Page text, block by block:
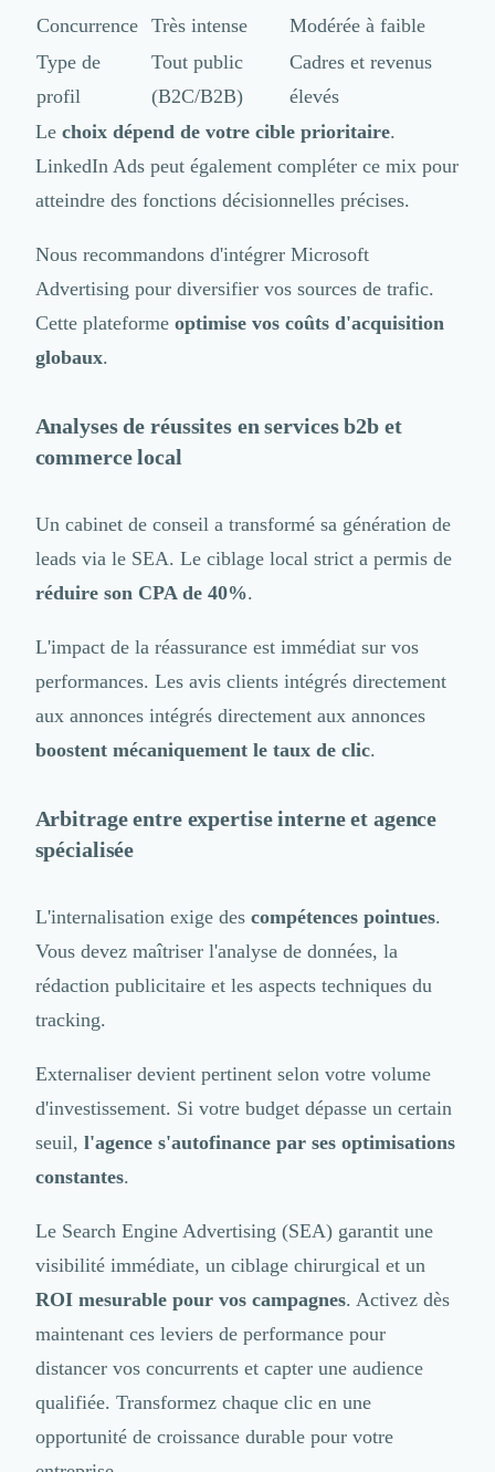
Concurrence Très intense
Modérée à faible
Type de
profil
Tout public
(B2C/B2B)
Cadres et revenus
élevés
Le choix dépend de votre cible prioritaire.
LinkedIn Ads peut également compléter ce mix pour
atteindre des fonctions décisionnelles précises.
Nous recommandons d'intégrer Microsoft
Advertising pour diversifier vos sources de trafic.
Cette plateforme optimise vos coûts d'acquisition
globaux.
Analyses de réussites en services b2b et
commerce local
Un cabinet de conseil a transformé sa génération de
leads via le SEA. Le ciblage local strict a permis de
réduire son CPA de 40%.
L'impact de la réassurance est immédiat sur vos
performances. Les avis clients intégrés directement
aux annoncesintégrés directement aux annonces
boostent mécaniquement le taux de clic.
Arbitrage entre expertise interne et agence
spécialisée
L'internalisation exige des compétences pointues.
Vous devez maîtriser l'analyse de données, la
rédaction publicitaire et les aspects techniques du
tracking.
Externaliser devient pertinent selon votre volume
d'investissement. Si votre budget dépasse un certain
seuil, l'agence s'autofinance par ses optimisations
constantes.
Le Search Engine Advertising (SEA) garantit une
visibilité immédiate, un ciblage chirurgical et un
ROI mesurable pour vos campagnes. Activez dès
maintenant ces leviers de performance pour
distancer vos concurrents et capter une audience
qualifiée. Transformez chaque clic en une
opportunité de croissance durable pour votre